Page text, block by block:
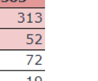
19-05-2020